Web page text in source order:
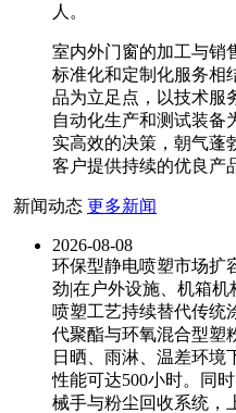
人。
室内外门窗的加工与销
标准化和定制化服务相
品为立足点，以技术服
自动化生产和测试装备
实高效的决策，朝气蓬
客户提供持续的优良产
新闻动态 更多新闻
2026-08-08
环保型静电喷塑市场扩
劲|在户外设施、机箱
喷塑工艺持续替代传统
代聚酯与环氧混合型塑
日晒、雨淋、温差环境
性能可达500小时。同
械手与粉尘回收系统，